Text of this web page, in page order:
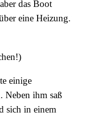
das Boot
eine Heizung.
einige
Neben ihm saß
sich in einem